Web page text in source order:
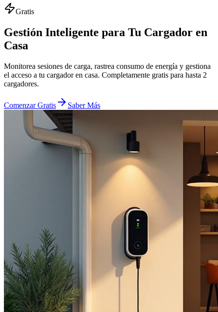
Gratis
Gestión Inteligente para Tu Cargador en
Casa
Monitorea sesiones de carga, rastrea consumo de energía y gestiona
el acceso a tu cargador en casa. Completamente gratis para hasta 2
cargadores.
Comenzar Gratis Saber Más